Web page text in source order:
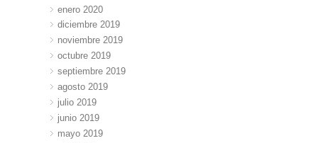
enero 2020
diciembre 2019
noviembre 2019
octubre 2019
septiembre 2019
agosto 2019
julio 2019
junio 2019
mayo 2019